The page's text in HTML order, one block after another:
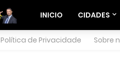
INICIO CIDADES
Política de Privacidade Sobre